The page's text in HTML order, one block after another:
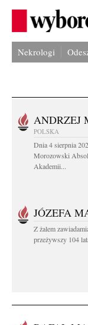
Nekrologi
ANDRZEJ
POLSKA
Dnia 4 sierpnia
Morozowski
Akademii...
JÓZEFA
Z żalem
przeżywszy 104